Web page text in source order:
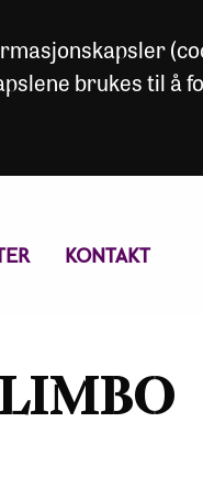
brukes til å
KONTAKT